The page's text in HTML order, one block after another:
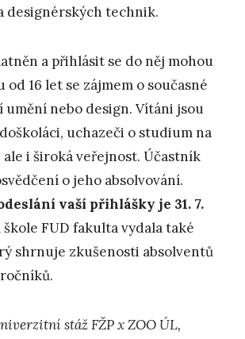
designérských technik.
a přihlásit se do něj mohou
od 16 let se zájmem o současné
umění nebo design. Vítáni jsou
uchazeči o studium na
ale i široká veřejnost. Účastník
o jeho absolvování.
vaší přihlášky je 31. 7.
škole FUD fakulta vydala také
shrnuje zkušenosti absolventů
stáž FŽP x ZOO ÚL,